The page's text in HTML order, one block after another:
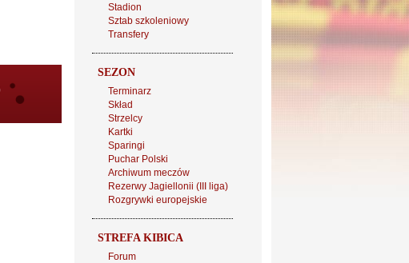
Stadion
Sztab szkoleniowy
Transfery
SEZON
Terminarz
Skład
Strzelcy
Kartki
Sparingi
Puchar Polski
Archiwum meczów
Rezerwy Jagiellonii (III liga)
Rozgrywki europejskie
STREFA KIBICA
Forum